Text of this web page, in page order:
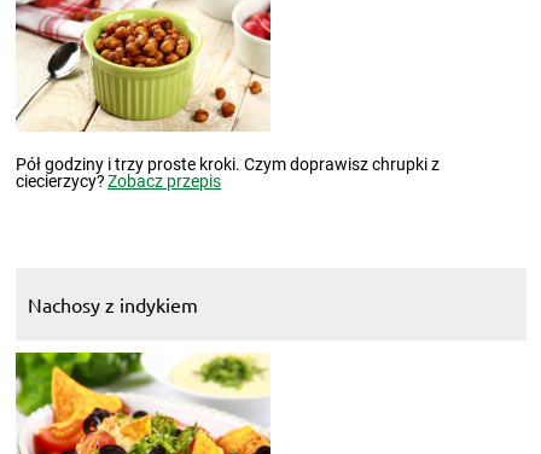
Pół godziny i trzy proste kroki. Czym doprawisz chrupki z
ciecierzycy?Zobacz przepis
Nachosy z indykiem